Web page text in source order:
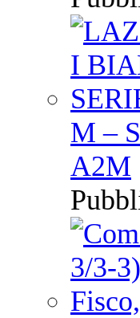
M –
A2M